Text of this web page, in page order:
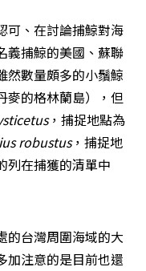
可、在討論捕鯨對海
義捕鯨的美國、蘇聯
然數量頗多的小鬚鯨
麥的格林蘭島），但
，捕捉地點為
robustus，捕捉地
列在捕獲的清單中
的台灣周圍海域的大
加注意的是目前也還